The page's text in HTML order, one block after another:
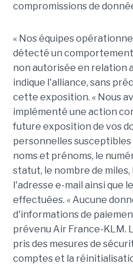
compromissions de
« Nos équipes
détecté un
non autorisée en relation
indique l'alliance, sans
cette exposition. « Nous
implémenté une action
future exposition de vos
personnelles
noms et prénoms, le
statut, le nombre de
l'adresse e-mail ainsi que
effectuées. « Aucune
d'informations de
prévenu Air France-KLM.
pris des mesures de
comptes et la